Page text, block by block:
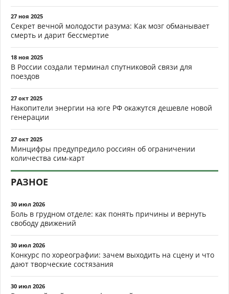
27 ноя 2025
Секрет вечной молодости разума: Как мозг обманывает
смерть и дарит бессмертие
18 ноя 2025
В России создали терминал спутниковой связи для
поездов
27 окт 2025
Накопители энергии на юге РФ окажутся дешевле новой
генерации
27 окт 2025
Минцифры предупредило россиян об ограничении
количества сим-карт
РАЗНОЕ
30 июл 2026
Боль в грудном отделе: как понять причины и вернуть
свободу движений
30 июл 2026
Конкурс по хореографии: зачем выходить на сцену и что
дают творческие состязания
30 июл 2026